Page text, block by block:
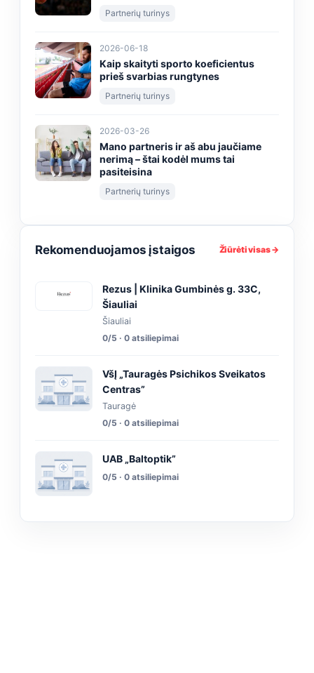
Partnerių turinys
2026-06-18
Kaip skaityti sporto koeficientus
prieš svarbias rungtynes
Partnerių turinys
2026-03-26
Mano partneris ir aš abu jaučiame
nerimą – štai kodėl mums tai
pasiteisina
Partnerių turinys
Rekomenduojamos įstaigos Žiūrėti visas →
Rezus | Klinika Gumbinės g. 33C,
Šiauliai
Šiauliai
0/5 · 0 atsiliepimai
VšĮ „Tauragės Psichikos Sveikatos
Centras”
Tauragė
0/5 · 0 atsiliepimai
UAB „Baltoptik”
0/5 · 0 atsiliepimai